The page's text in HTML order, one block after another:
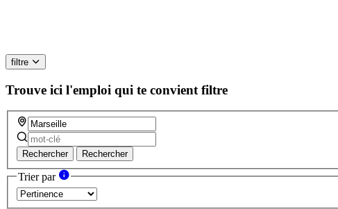
filtre
Trouve ici l'emploi qui te convient filtre
Rechercher Rechercher
Trier par